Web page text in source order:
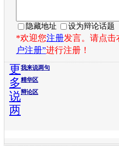
隐藏地址 设为辩论话题
*欢迎您注册发言。请点击
户注册”进行注册！
我来说两句
精华区
辩论区
更
多
说
两